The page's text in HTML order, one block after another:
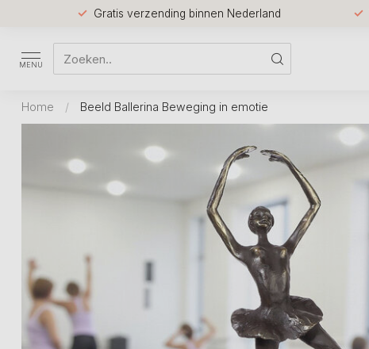
Gratis verzending binnen Nederland
MENU
Home / Beeld Ballerina Beweging in emotie